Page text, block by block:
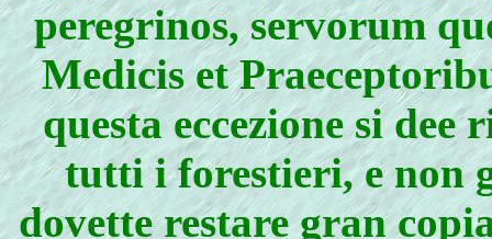
peregrinos, servorum
Medicis et
questa eccezione si dee
tutti i forestieri, e non
dovette restare gran